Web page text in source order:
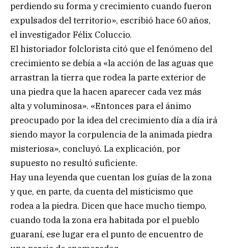
perdiendo su forma y crecimiento cuando fueron
expulsados del territorio», escribió hace 60 años,
el investigador Félix Coluccio.
El historiador folclorista citó que el fenómeno del
crecimiento se debía a «la acción de las aguas que
arrastran la tierra que rodea la parte exterior de
una piedra que la hacen aparecer cada vez más
alta y voluminosa». «Entonces para el ánimo
preocupado por la idea del crecimiento día a día irá
siendo mayor la corpulencia de la animada piedra
misteriosa», concluyó. La explicación, por
supuesto no resultó suficiente.
Hay una leyenda que cuentan los guías de la zona
y que, en parte, da cuenta del misticismo que
rodea a la piedra. Dicen que hace mucho tiempo,
cuando toda la zona era habitada por el pueblo
guaraní, ese lugar era el punto de encuentro de